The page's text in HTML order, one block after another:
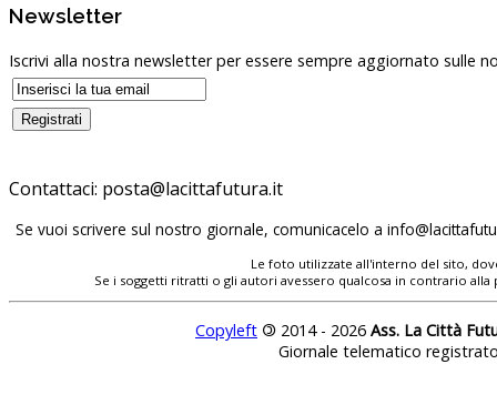
Newsletter
Iscrivi alla nostra newsletter per essere sempre aggiornato sulle
Contattaci: posta@lacittafutura.it
Se vuoi scrivere sul nostro giornale, comunicacelo a
Le foto utilizzate all'interno del sito,
Se i soggetti ritratti o gli autori avessero qualcosa in contrario
Copyleft © 2014 - 2026 Ass. La Città
Giornale telematico